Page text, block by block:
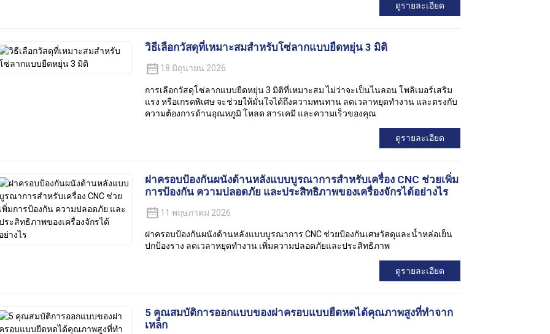
ดูรายละเอียด
วิธีเลือกวัสดุที่เหมาะสมสำหรับโซ่ลากแบบยืดหยุ่น 3 มิติ
18 มิถุนายน 2026
การเลือกวัสดุโซ่ลากแบบยืดหยุ่น 3 มิติที่เหมาะสม ไม่ว่าจะเป็นไนลอน โพลิเมอร์เสริม
แรง หรือเกรดพิเศษ จะช่วยให้มั่นใจได้ถึงความทนทาน ลดเวลาหยุดทำงาน และตรงกับ
ความต้องการด้านอุณหภูมิ โหลด สารเคมี และความเร็วของคุณ
ดูรายละเอียด
ฝาครอบป้องกันผนังด้านหลังแบบบูรณาการสำหรับเครื่อง CNC ช่วยเพิ่ม
การป้องกัน ความปลอดภัย และประสิทธิภาพของเครื่องจักรได้อย่างไร
11 พฤษภาคม 2026
ฝาครอบป้องกันผนังด้านหลังแบบบูรณาการ CNC ช่วยป้องกันเศษวัสดุและน้ำหล่อเย็น
ปกป้องราง ลดเวลาหยุดทำงาน เพิ่มความปลอดภัยและประสิทธิภาพ
ดูรายละเอียด
5 คุณสมบัติการออกแบบของฝาครอบแบบยืดหดได้คุณภาพสูงที่ทำจาก
เหล็ก